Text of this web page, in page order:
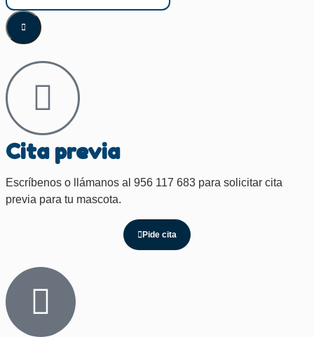
Cita previa
Escríbenos o llámanos al 956 117 683 para solicitar cita
previa para tu mascota.
Pide cita